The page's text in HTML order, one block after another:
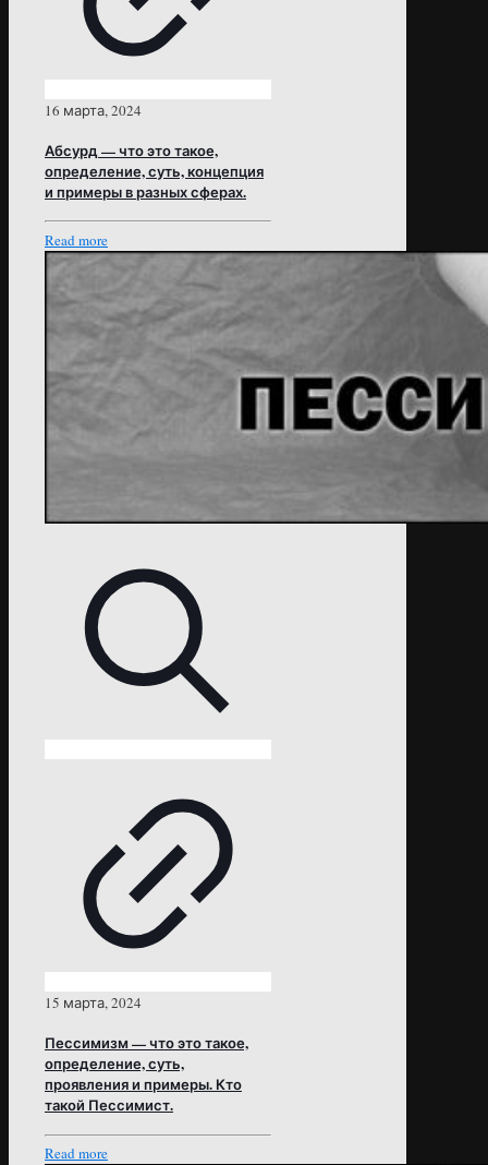
16 марта, 2024
Абсурд — что это такое,
определение, суть, концепция
и примеры в разных сферах.
Read more
15 марта, 2024
Пессимизм — что это такое,
определение, суть,
проявления и примеры. Кто
такой Пессимист.
Read more